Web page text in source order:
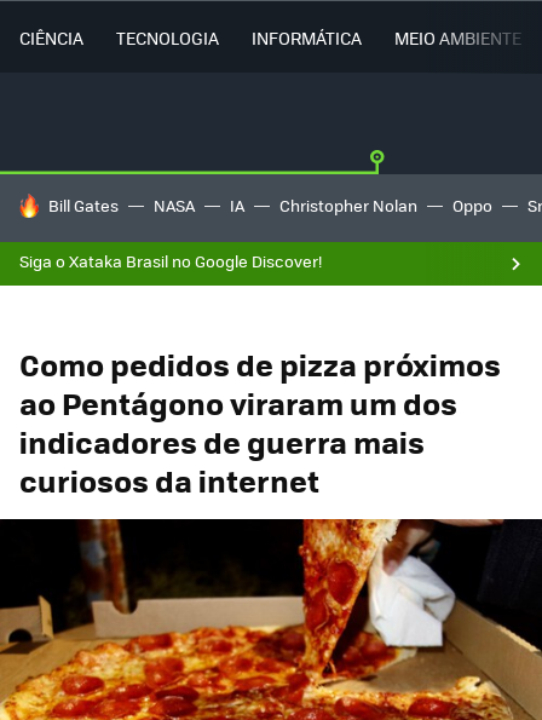
CIÊNCIA TECNOLOGIA INFORMÁTICA MEIO AMBIENTE
TENDÊNCIAS DO DIA
Bill Gates NASA IA Christopher Nolan Oppo
Siga o Xataka Brasil no Google Discover!
Como pedidos de pizza próximos
ao Pentágono viraram um dos
indicadores de guerra mais
curiosos da internet